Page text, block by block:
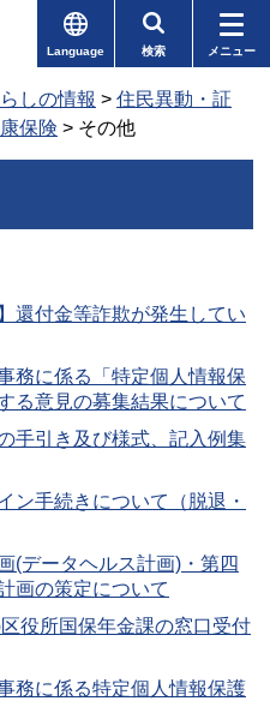
Language 検索 メニュー
らしの情報 > 住民異動・証
保険 > その他
還付金等詐欺が発生してい
務に係る「特定個人情報保
る意見の募集結果について
手引き及び様式、記入例集
ン手続きについて（脱退・
(データヘルス計画)・第四
画の策定について
役所国保年金課の窓口受付
務に係る特定個人情報保護